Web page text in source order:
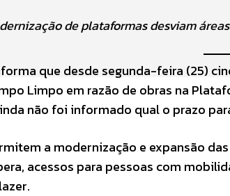
de plataformas desviam
que desde segunda-feira (25)
Limpo em razão de obras na
não foi informado qual o prazo
a modernização e expansão
acessos para pessoas com